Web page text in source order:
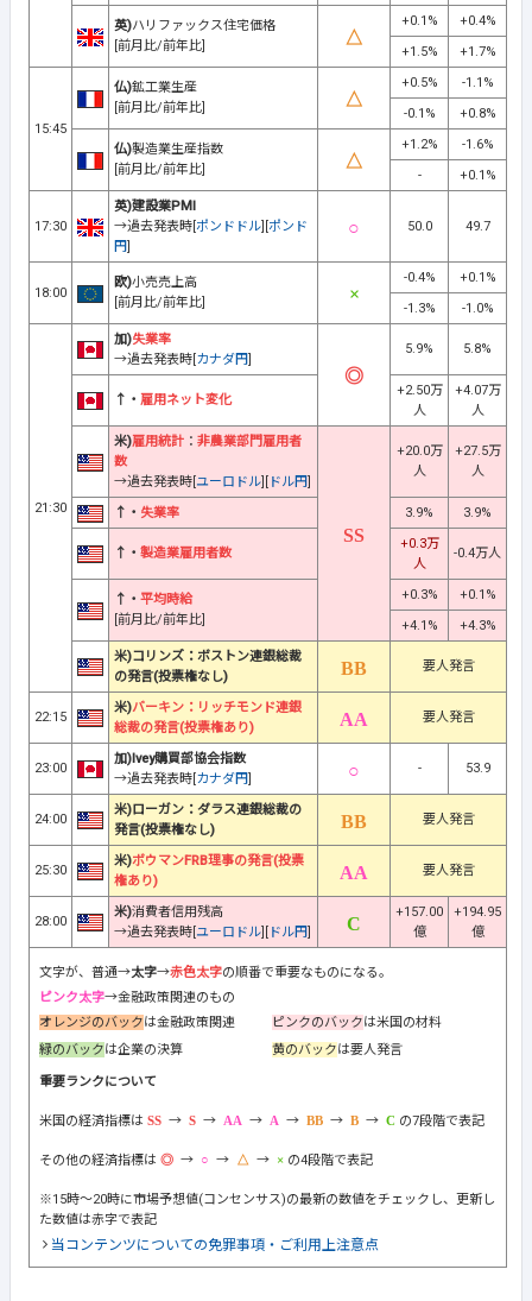
英)ハリファックス住宅価格
[前月比/前年比]
+0.1%
+0.4%
+1.5%
+1.7%
15:45
仏)鉱工業生産
[前月比/前年比]
+0.5%
-1.1%
-0.1%
+0.8%
仏)製造業生産指数
[前月比/前年比]
+1.2%
-1.6%
-
+0.1%
17:30
英)建設業PMI
→過去発表時[ ポンドドル ポンド
円
50.0 49.7
18:00
欧)小売売上高
[前月比/前年比]
-0.4%
+0.1%
-1.3%
-1.0%
21:30
加)失業率
→過去発表時[ カナダ円
5.9% 5.8%
↑・ 雇用ネット変化
+2.50万
人
+4.07万
人
米)雇用統計 ： 非農業部門雇用者
数
→過去発表時[ ユーロドル ドル円
+20.0万
人
+27.5万
人
↑・ 失業率 3.9% 3.9%
↑・ 製造業雇用者数
+0.3万
人
-0.4万人
↑・ 平均時給
[前月比/前年比]
+0.3%
+0.1%
+4.1%
+4.3%
米)コリンズ：ボストン連銀総裁
の発言(投票権なし)
要人発言
22:15
米)バーキン：リッチモンド連銀
総裁の発言(投票権あり)
要人発言
23:00
加)Ivey購買部協会指数
→過去発表時[ カナダ円
- 53.9
24:00
米)ローガン：ダラス連銀総裁の
発言(投票権なし)
要人発言
25:30
米)ボウマンFRB理事の発言(投票
権あり)
要人発言
28:00
米)消費者信用残高
→過去発表時[ ユーロドル ドル円
+157.00
億
+194.95
億
文字が、普通→太字→赤色太字の順番で重要なものになる。
ピンク太字→金融政策関連のもの
オレンジのバックは金融政策関連 ピンクのバックは米国の材料
緑のバックは企業の決算 黄のバックは要人発言
重要ランクについて
米国の経済指標は → → → → → → の7段階で表記
その他の経済指標は → → → の4段階で表記
※15時～20時に市場予想値(コンセンサス)の最新の数値をチェックし、更新し
た数値は赤字で表記
当コンテンツについての免罪事項・ご利用上注意点